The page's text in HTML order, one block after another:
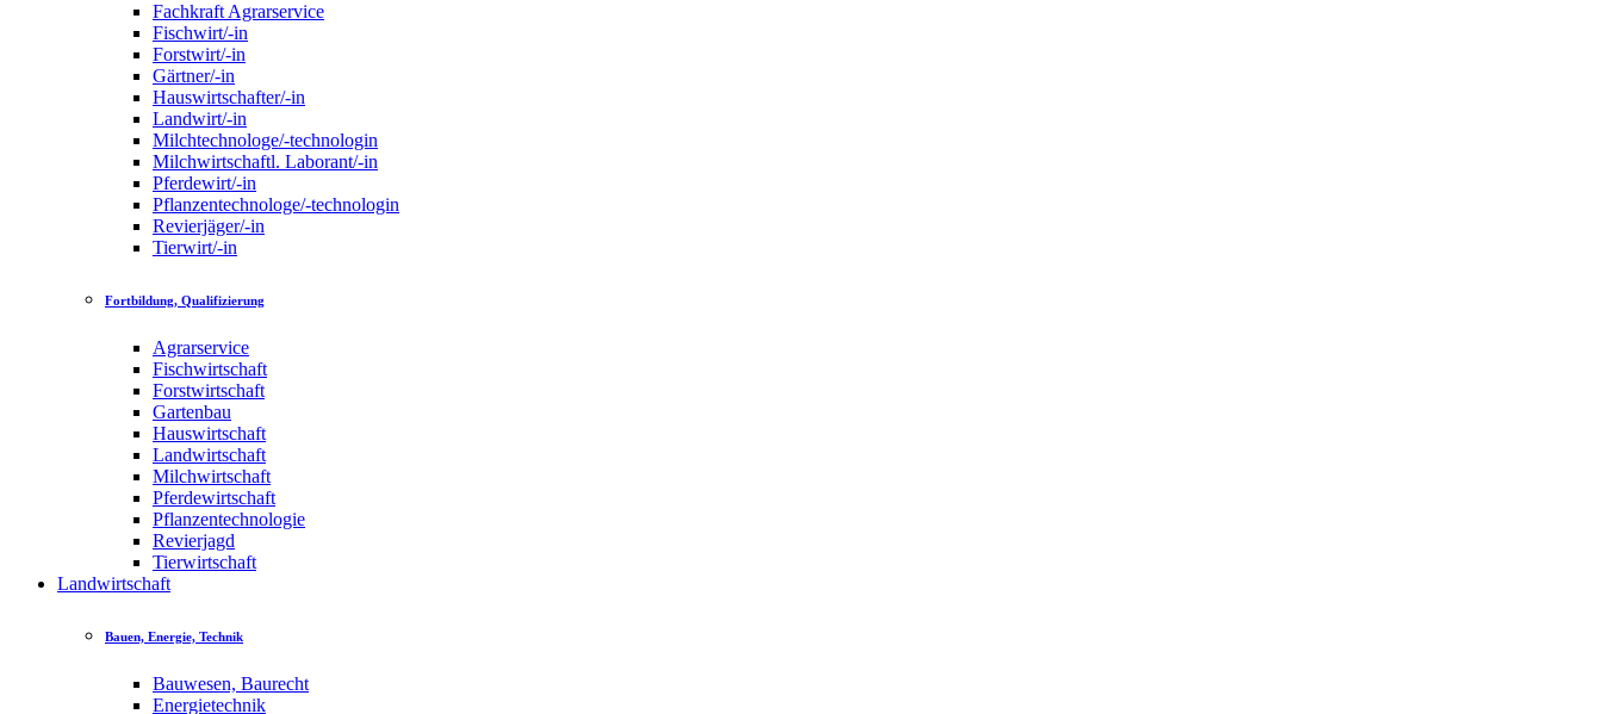
Fachkraft Agrarservice
Fischwirt/-in
Forstwirt/-in
Gärtner/-in
Hauswirtschafter/-in
Landwirt/-in
Milchtechnologe/-technologin
Milchwirtschaftl. Laborant/-in
Pferdewirt/-in
Pflanzentechnologe/-technologin
Revierjäger/-in
Tierwirt/-in
Fortbildung, Qualifizierung
Agrarservice
Fischwirtschaft
Forstwirtschaft
Gartenbau
Hauswirtschaft
Landwirtschaft
Milchwirtschaft
Pferdewirtschaft
Pflanzentechnologie
Revierjagd
Tierwirtschaft
Landwirtschaft
Bauen, Energie, Technik
Bauwesen, Baurecht
Energietechnik